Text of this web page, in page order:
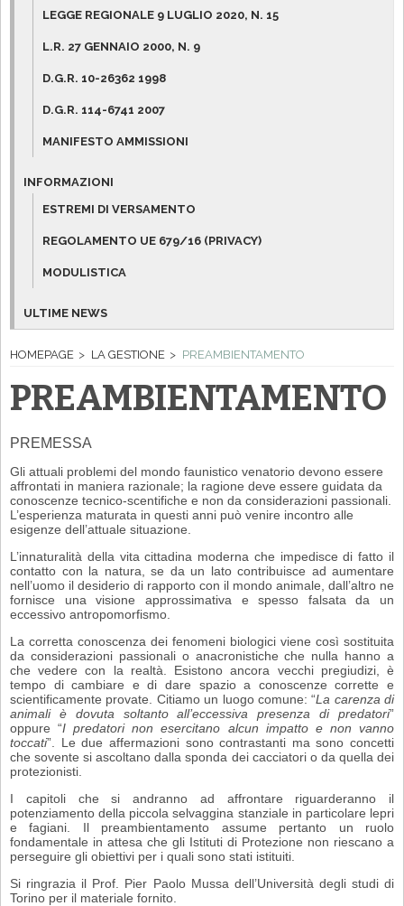
LEGGE REGIONALE 9 LUGLIO 2020, N. 15
L.R. 27 GENNAIO 2000, N. 9
D.G.R. 10-26362 1998
D.G.R. 114-6741 2007
MANIFESTO AMMISSIONI
INFORMAZIONI
ESTREMI DI VERSAMENTO
REGOLAMENTO UE 679/16 (PRIVACY)
MODULISTICA
ULTIME NEWS
HOMEPAGE LA GESTIONE PREAMBIENTAMENTO
PREAMBIENTAMENTO
PREMESSA
Gli attuali problemi del mondo faunistico venatorio devono essere
affrontati in maniera razionale; la ragione deve essere guidata da
conoscenze tecnico-scentifiche e non da considerazioni passionali.
L’esperienza maturata in questi anni può venire incontro alle
esigenze dell’attuale situazione.
L’innaturalità della vita cittadina moderna che impedisce di fatto il
contatto con la natura, se da un lato contribuisce ad aumentare
nell’uomo il desiderio di rapporto con il mondo animale, dall’altro ne
fornisce una visione approssimativa e spesso falsata da un
eccessivo antropomorfismo.
La corretta conoscenza dei fenomeni biologici viene così sostituita
da considerazioni passionali o anacronistiche che nulla hanno a
che vedere con la realtà. Esistono ancora vecchi pregiudizi, è
tempo di cambiare e di dare spazio a conoscenze corrette e
scientificamente provate. Citiamo un luogo comune: “La carenza di
animali è dovuta soltanto all’eccessiva presenza di predatori”
oppure “I predatori non esercitano alcun impatto e non vanno
toccati”. Le due affermazioni sono contrastanti ma sono concetti
che sovente si ascoltano dalla sponda dei cacciatori o da quella dei
protezionisti.
I capitoli che si andranno ad affrontare riguarderanno il
potenziamento della piccola selvaggina stanziale in particolare lepri
e fagiani. Il preambientamento assume pertanto un ruolo
fondamentale in attesa che gli Istituti di Protezione non riescano a
perseguire gli obiettivi per i quali sono stati istituiti.
Si ringrazia il Prof. Pier Paolo Mussa dell’Università degli studi di
Torino per il materiale fornito.